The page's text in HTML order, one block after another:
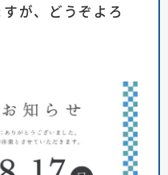
が、どうぞよろ